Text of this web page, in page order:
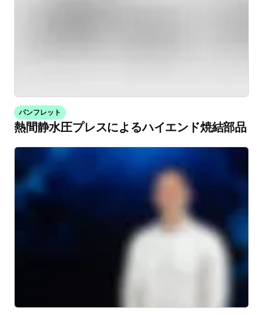
パンフレット
熱間静水圧プレスによるハイエンド焼結部品